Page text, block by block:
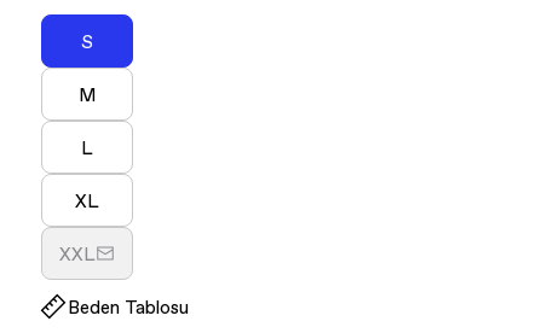
SVaryasyon
tükendi
veya
kullanılamıyor
MVaryasyon
tükendi
veya
kullanılamıyor
LVaryasyon
tükendi
veya
kullanılamıyor
XLVaryasyon
tükendi
veya
kullanılamıyor
XXLVaryasyon
veya
Beden Tablosu